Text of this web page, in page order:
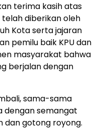
terima kasih atas
diberikan oleh
Kota serta jajaran
pemilu baik KPU dan
masyarakat bahwa
berjalan dengan
sama-sama
dengan semangat
dan gotong royong.